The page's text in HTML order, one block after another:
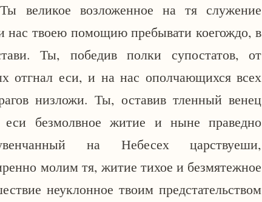
великое возложенное на тя служение
нас твоею помощию пребывати коегождо, в
Ты, победив полки супостатов, от
отгнал еси, и на нас ополчающихся всех
низложи. Ты, оставив тленный венец
еси безмолвное житие и ныне праведно
на Небесех царствуеши,
молим тя, житие тихое и безмятежное
неуклонное твоим предстательством